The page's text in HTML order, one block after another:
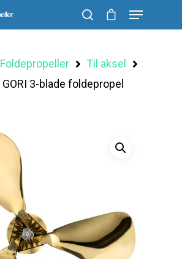
Foldepropeller
Til aksel
GORI 3-blade foldepropel